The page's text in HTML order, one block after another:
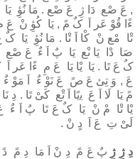
, عَ ﺻْﻊ دَا ژِ عَ ﺻْﻊ . ﻣَﺎ ﻧُﻮِٔ ﻳَﺎ
ءًا ﻗُﻮْ ﻋَﺮ اَ کٌ مً , ﻳَﺎ ﻛُﻮِٔ نْ
ﺗْﺎ ﻣْﻊ نْ ﻛْﺎ اَ ﺗْﺎ . ﻣَﺎ ﻧُﻮِٔ ﻳَﺎ کٌ عَ
ﺻَﺎ دْا ﻳَﺎ ﻧْﻊ ﻳَﺎ پٌ اَ ءٌ عَ ﺻْﻊ ءٌ
کٌ عَ ﺗَﺎ . ﻳَﺎ ﻳْﺎ ﻳَﺎ عَ مِ ءًا
عَ , وَ ﺗِﻰٔ عَ صً عَ ﻧَﻮْ ءٌ اَ ﻣَﻮْ ءٌ
مً ﻳَﺎ ﻟَﺎ اَ عَ ﻳﯾًﺎ اَ ﺗْﻊ ﻛَﻰْ ﺗَﺎ .
ﻳْﺎ ﺗْﺎ مْ نْ ﻳَﺎ کٌ عَ ﺗَﺎ پٌ اَ
ﻟَﻰْ تِ عَ اَ دٍ نْ .
دِ ژِ ژِ پٌ عَ مً دِ نْ اَ ﻣَﺎ دِ مً